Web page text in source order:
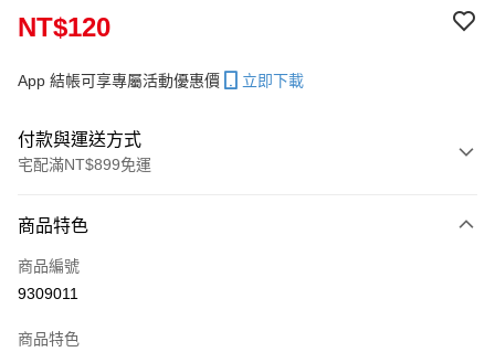
NT$120
App 結帳可享專屬活動優惠價 立即下載
付款與運送方式
宅配滿NT$899免運
信用卡一次付款
LINE Pay
商品特色
商品編號
9309011
商品特色